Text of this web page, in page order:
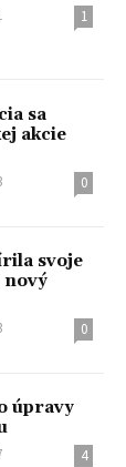
1
sa
akcie
0
svoje
nový
0
úpravy
4